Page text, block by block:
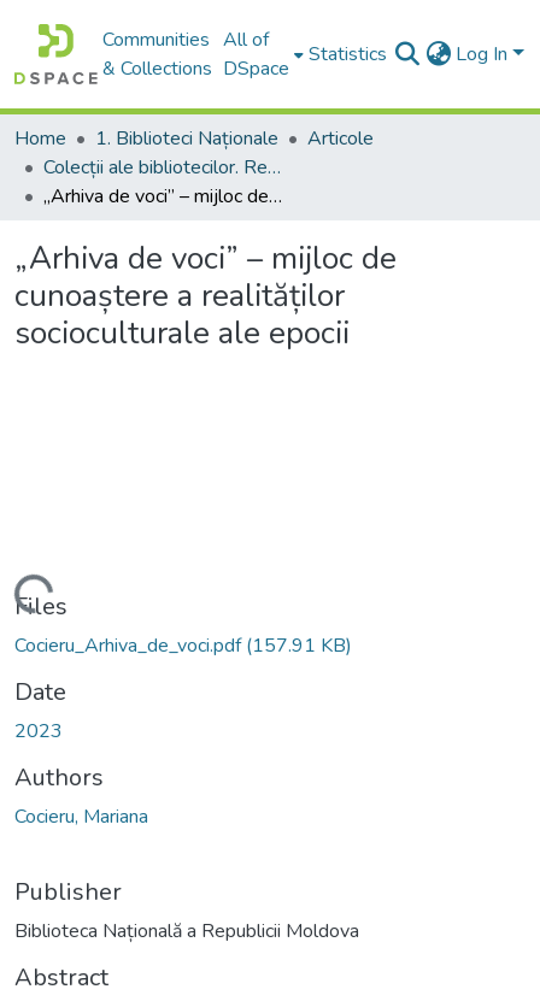
Communities
& Collections
All of
DSpace
Statistics Log In
Home 1. Biblioteci Naționale
Articole
Colecții ale bibliotecilor. Resurse informaționale
„Arhiva de voci” – mijloc de cunoaștere a realităților socioculturale ale epocii
„Arhiva de voci” – mijloc de
cunoaștere a realităților
socioculturale ale epocii
Files
Cocieru_Arhiva_de_voci.pdf(157.91 KB)
Date
2023
Authors
Cocieru, Mariana
Publisher
Biblioteca Națională a Republicii Moldova
Abstract